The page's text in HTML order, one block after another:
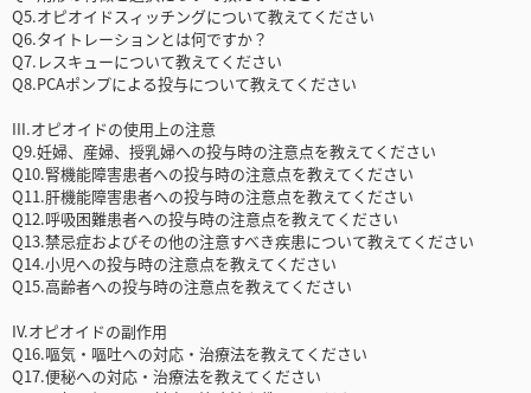
Q5.オピオイドスィッチングについて教えてください
Q6.タイトレーションとは何ですか？
Q7.レスキューについて教えてください
Q8.PCAポンプによる投与について教えてください
III.オピオイドの使用上の注意
Q9.妊婦、産婦、授乳婦への投与時の注意点を教えてください
Q10.腎機能障害患者への投与時の注意点を教えてください
Q11.肝機能障害患者への投与時の注意点を教えてください
Q12.呼吸困難患者への投与時の注意点を教えてください
Q13.禁忌症およびその他の注意すべき疾患について教えてください
Q14.小児への投与時の注意点を教えてください
Q15.高齢者への投与時の注意点を教えてください
IV.オピオイドの副作用
Q16.嘔気・嘔吐への対応・治療法を教えてください
Q17.便秘への対応・治療法を教えてください